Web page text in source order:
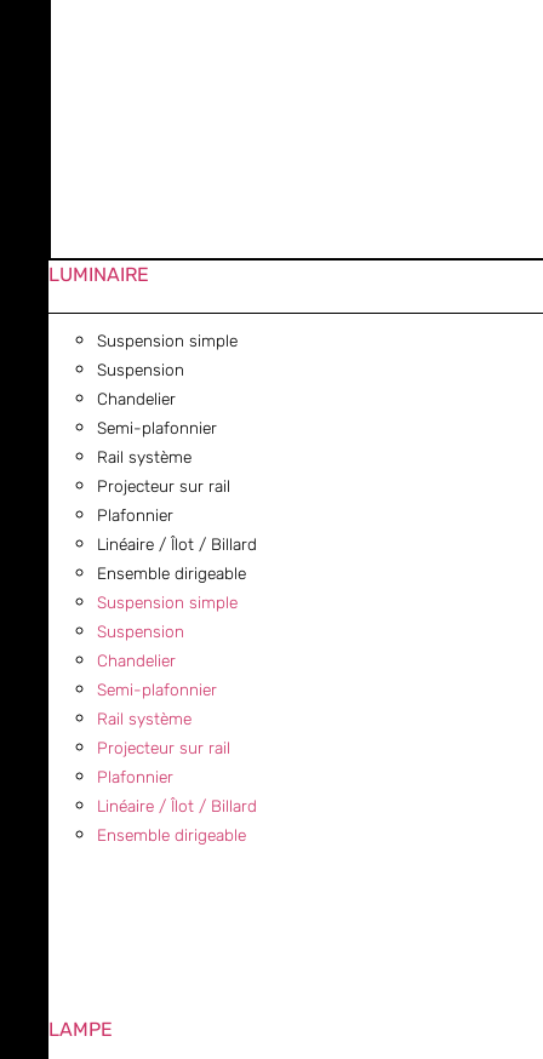
LUMINAIRE
Suspension simple
Suspension
Chandelier
Semi-plafonnier
Rail système
Projecteur sur rail
Plafonnier
Linéaire / Îlot / Billard
Ensemble dirigeable
Suspension simple
Suspension
Chandelier
Semi-plafonnier
Rail système
Projecteur sur rail
Plafonnier
Linéaire / Îlot / Billard
Ensemble dirigeable
LAMPE